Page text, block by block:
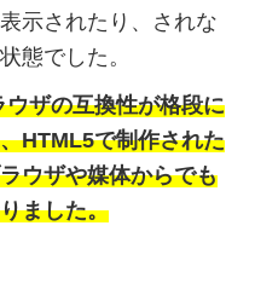
示されたり、されな
態でした。
ザの互換性が格段に
HTML5で制作された
ウザや媒体からでも
ました。